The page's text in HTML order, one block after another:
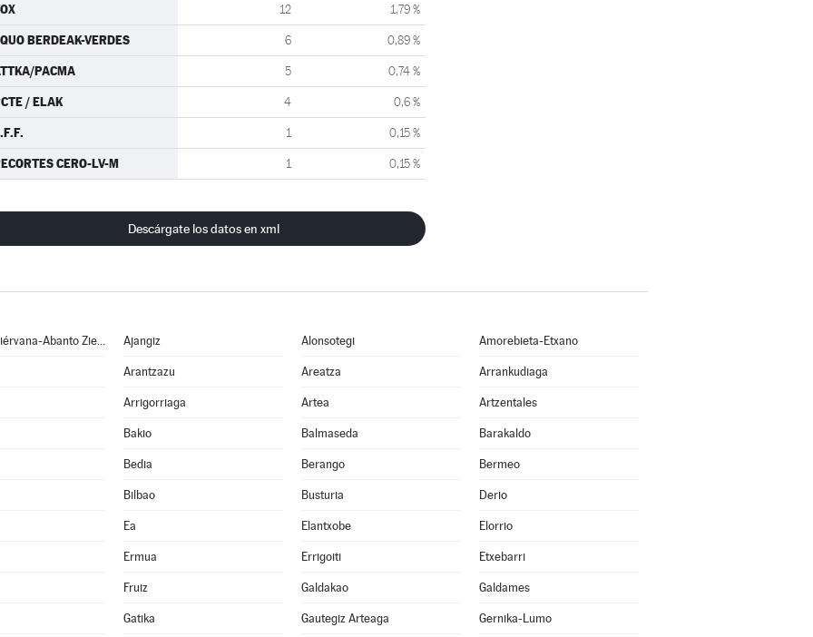
12 1,79 %
BERDEAK-VERDES 6 0,89 %
PACMA 5 0,74 %
/ ELAK 4 0,6 %
1 0,15 %
CERO-LV-M 1 0,15 %
Descárgate los datos en xml
Abanto y Ciérvana-Abanto Zierbena Ajangiz Alonsotegi Amorebieta-Etxano
Arantzazu Areatza Arrankudiaga
Arrigorriaga Artea Artzentales
Bakio Balmaseda Barakaldo
Bedia Berango Bermeo
Bilbao Busturia Derio
Ea Elantxobe Elorrio
Ermua Errigoiti Etxebarri
Fruiz Galdakao Galdames
Gatika Gautegiz Arteaga Gernika-Lumo